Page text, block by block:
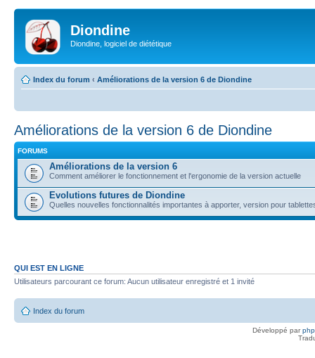
Diondine
Diondine, logiciel de diététique
Index du forum ‹ Améliorations de la version 6 de Diondine
Améliorations de la version 6 de Diondine
FORUMS
Améliorations de la version 6
Comment améliorer le fonctionnement et l'ergonomie de la version actuelle
Evolutions futures de Diondine
Quelles nouvelles fonctionnalités importantes à apporter, version pour
QUI EST EN LIGNE
Utilisateurs parcourant ce forum: Aucun utilisateur enregistré et 1 invité
Index du forum
Développé par